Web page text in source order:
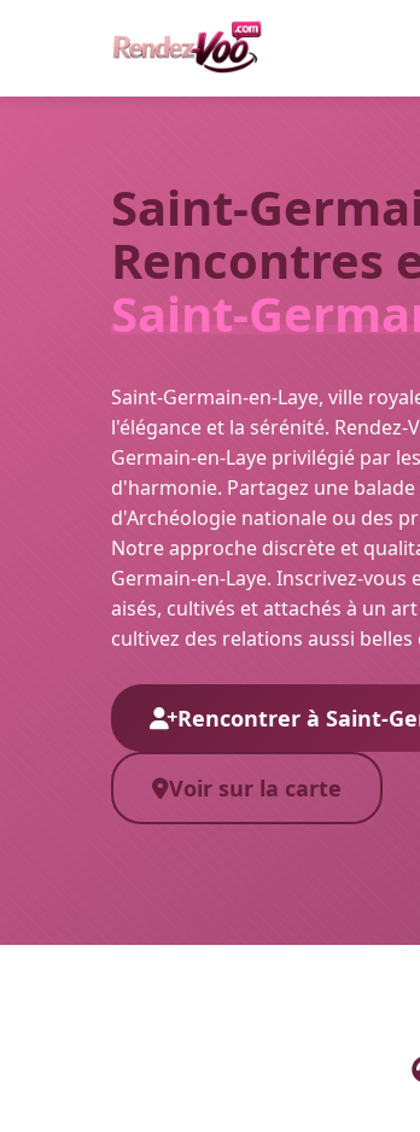
Saint-
Rencontres
Saint-
Saint-Germain-en-Laye, ville
l'élégance et la sérénité.
Germain-en-Laye privilégié par
d'harmonie. Partagez une
d'Archéologie nationale ou des
Notre approche discrète et
Germain-en-Laye. Inscrivez-
aisés, cultivés et attachés à un
cultivez des relations aussi
Rencontrer à Saint-
Voir sur la carte